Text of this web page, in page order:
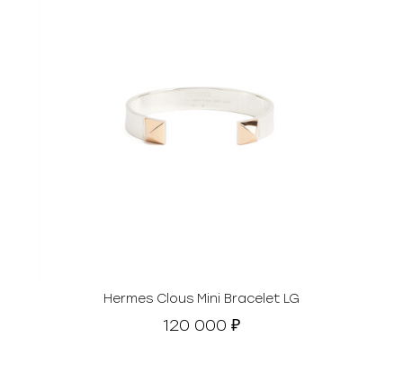
Hermes Clous Mini Bracelet LG
120 000 ₽